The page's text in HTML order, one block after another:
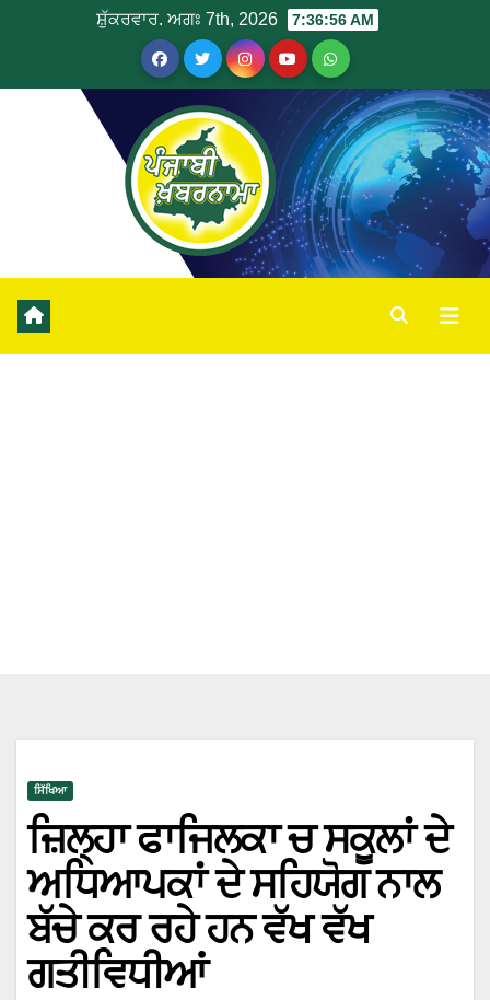
ਸ਼ੁੱਕਰਵਾਰ. ਅਗਃ 7th, 2026 7:36:56 AM
ਸਿੱਖਿਆ
ਜ਼ਿਲ੍ਹਾ ਫਾਜਿਲਕਾ ਚ ਸਕੂਲਾਂ ਦੇ
ਅਧਿਆਪਕਾਂ ਦੇ ਸਹਿਯੋਗ ਨਾਲ
ਬੱਚੇ ਕਰ ਰਹੇ ਹਨ ਵੱਖ ਵੱਖ
ਗਤੀਵਿਧੀਆਂ